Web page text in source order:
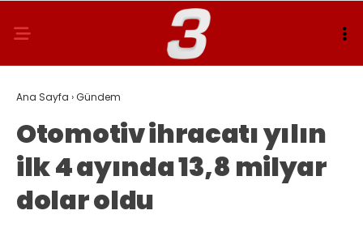
Ana Sayfa ›Gündem
Otomotiv ihracatı yılın
ilk 4 ayında 13,8 milyar
dolar oldu